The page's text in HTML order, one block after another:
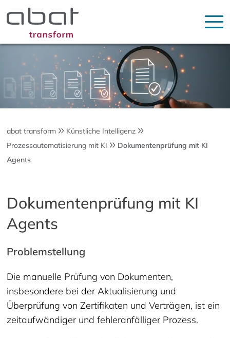
abat transform
Künstliche Intelligenz
Prozessautomatisierung mit KI
Dokumentenprüfung mit KI
Agents
Dokumentenprüfung mit KI
Agents
Problemstellung
Die manuelle Prüfung von Dokumenten,
insbesondere bei der Aktualisierung und
Überprüfung von Zertifikaten und Verträgen, ist ein
zeitaufwändiger und fehleranfälliger Prozess.